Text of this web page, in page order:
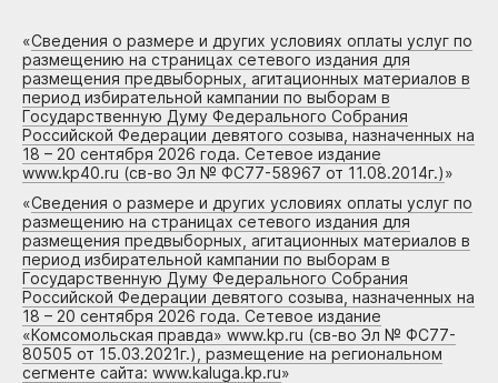
«Сведения о размере и других условиях оплаты услуг по
размещению на страницах сетевого издания для
размещения предвыборных, агитационных материалов в
период избирательной кампании по выборам в
Государственную Думу Федерального Собрания
Российской Федерации девятого созыва, назначенных на
18 – 20 сентября 2026 года. Сетевое издание
www.kp40.ru (св-во Эл № ФС77-58967 от 11.08.2014г.)»
«Сведения о размере и других условиях оплаты услуг по
размещению на страницах сетевого издания для
размещения предвыборных, агитационных материалов в
период избирательной кампании по выборам в
Государственную Думу Федерального Собрания
Российской Федерации девятого созыва, назначенных на
18 – 20 сентября 2026 года. Сетевое издание
«Комсомольская правда» www.kp.ru (св-во Эл № ФС77-
80505 от 15.03.2021г.), размещение на региональном
сегменте сайта: www.kaluga.kp.ru»